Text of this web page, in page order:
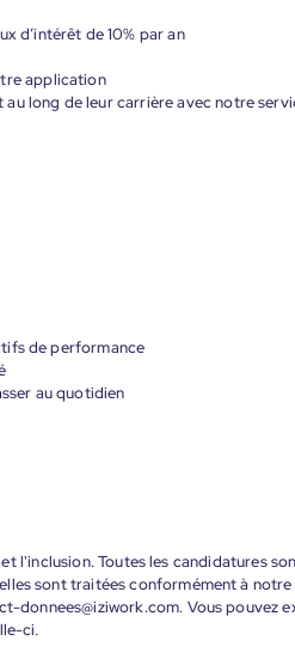
d’intérêt de 10% par an
application
long de leur carrière avec notre
de performance
au quotidien
l'inclusion. Toutes les candidatures
sont traitées conformément à
donnees@iziwork.com. Vous pouvez
ci.